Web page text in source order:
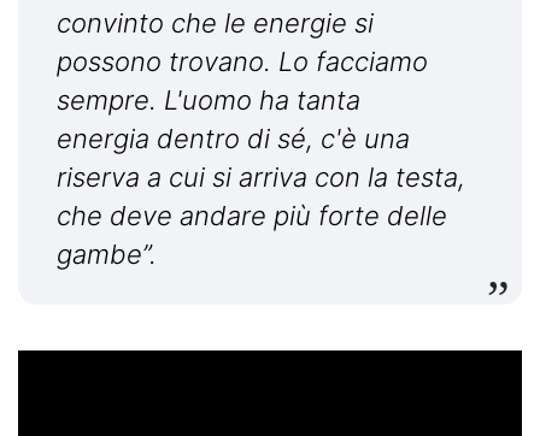
convinto che le energie si
possono trovano. Lo facciamo
sempre. L'uomo ha tanta
energia dentro di sé, c'è una
riserva a cui si arriva con la testa,
che deve andare più forte delle
gambe”.